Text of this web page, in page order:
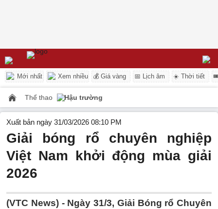
Mới nhất Xem nhiều 💰 Giá vàng 📅 Lịch âm ☀️ Thời tiết
Thể thao Hậu trường
Xuất bản ngày 31/03/2026 08:10 PM
Giải bóng rổ chuyên nghiệp
Việt Nam khởi động mùa giải
2026
(VTC News) - Ngày 31/3, Giải Bóng rổ Chuyên